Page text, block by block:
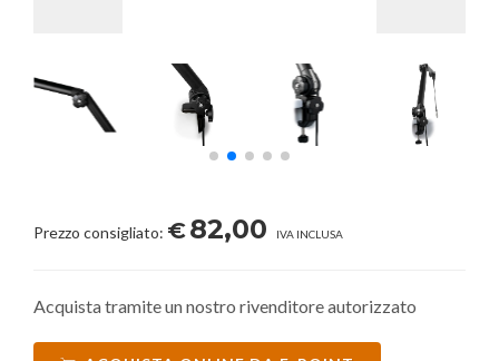
Prezzo consigliato: €82,00 IVA INCLUSA
Acquista tramite un nostro rivenditore autorizzato